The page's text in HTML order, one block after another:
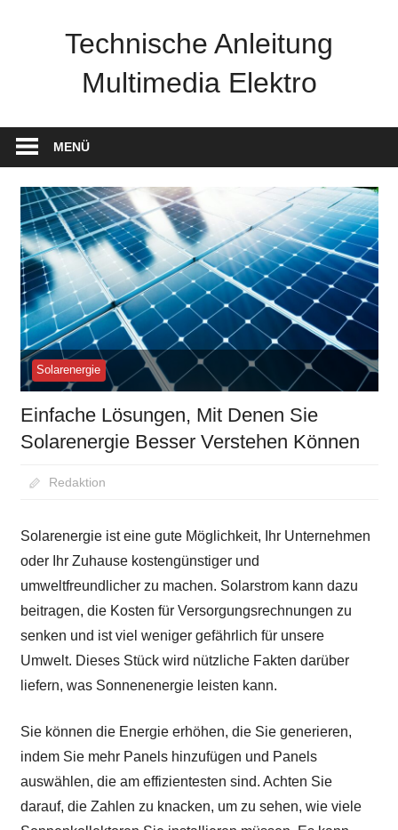
Technische Anleitung
Multimedia Elektro
MENÜ
Solarenergie
Einfache Lösungen, Mit Denen Sie
Solarenergie Besser Verstehen Können
August 31, 2020
Redaktion
Solarenergie ist eine gute Möglichkeit, Ihr Unternehmen
oder Ihr Zuhause kostengünstiger und
umweltfreundlicher zu machen. Solarstrom kann dazu
beitragen, die Kosten für Versorgungsrechnungen zu
senken und ist viel weniger gefährlich für unsere
Umwelt. Dieses Stück wird nützliche Fakten darüber
liefern, was Sonnenenergie leisten kann.
Sie können die Energie erhöhen, die Sie generieren,
indem Sie mehr Panels hinzufügen und Panels
auswählen, die am effizientesten sind. Achten Sie
darauf, die Zahlen zu knacken, um zu sehen, wie viele